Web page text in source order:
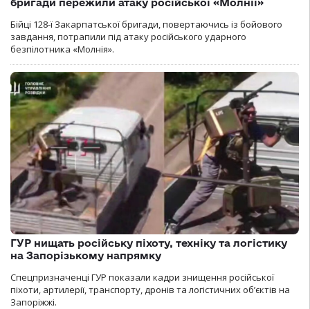
бригади пережили атаку російської «Молнії»
Бійці 128-ї Закарпатської бригади, повертаючись із бойового
завдання, потрапили під атаку російського ударного
безпілотника «Молнія».
ГУР нищать російську піхоту, техніку та логістику
на Запорізькому напрямку
Спецпризначенці ГУР показали кадри знищення російської
піхоти, артилерії, транспорту, дронів та логістичних об’єктів на
Запоріжжі.